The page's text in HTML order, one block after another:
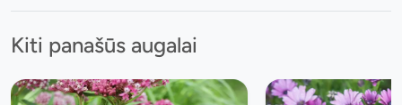
Kiti panašūs augalai